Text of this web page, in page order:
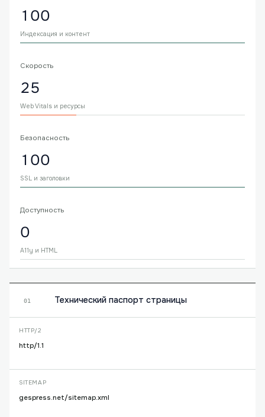
100
Индексация и контент
Скорость
25
Web Vitals и ресурсы
Безопасность
100
SSL и заголовки
Доступность
0
A11y и HTML
01 Технический паспорт страницы
HTTP/2
http/1.1
SITEMAP
gespress.net/sitemap.xml